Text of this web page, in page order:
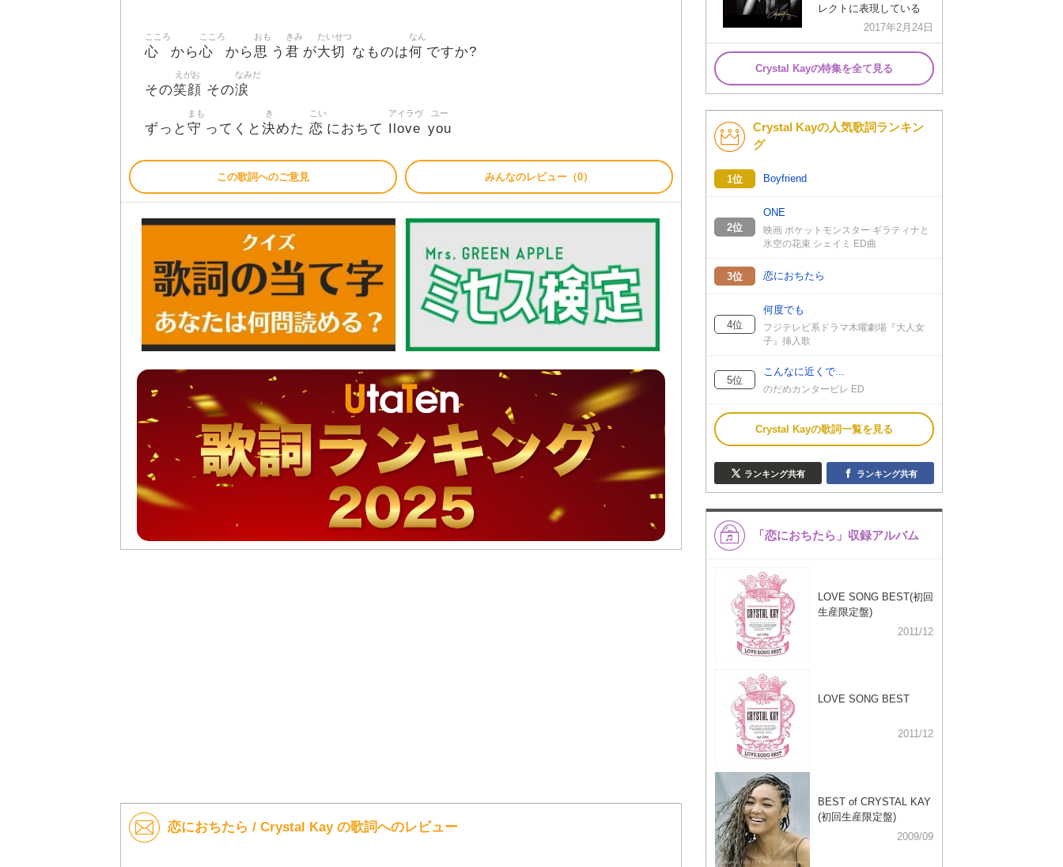
心
こころ
から心
こころ
から思
おも
う 君
きみ
が大切
たいせつ
なものは何
なん
ですか?
その笑顔
えがお
その涙
なみだ
ずっと 守
まも
ってくと 決
き
めた 恋
こい
におちて Ilove
アイラヴ
you
ユー
この歌詞へのご意見 みんなのレビュー（0）
恋におちたら / Crystal Kay の歌詞へのレビュー
レクトに表現している
2017年2月24日
Crystal Kayの特集を全て見る
Crystal Kayの人気歌詞ランキン
グ
1位 Boyfriend
2位
ONE
映画 ポケットモンスター ギラティナと
氷空の花束 シェイミ ED曲
3位 恋におちたら
4位
何度でも
フジテレビ系ドラマ木曜劇場『大人女
子』挿入歌
5位
こんなに近くで...
のだめカンタービレ ED
Crystal Kayの歌詞一覧を見る
ランキング共有 ランキング共有
「恋におちたら」収録アルバム
LOVE SONG BEST(初回
生産限定盤)
2011/12
LOVE SONG BEST
2011/12
BEST of CRYSTAL KAY
(初回生産限定盤)
2009/09